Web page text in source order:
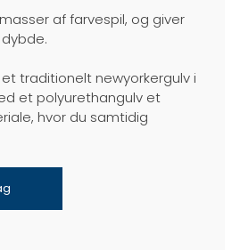
af farvespil, og giver
traditionelt newyorkergulv i
et polyurethangulv et
hvor du samtidig